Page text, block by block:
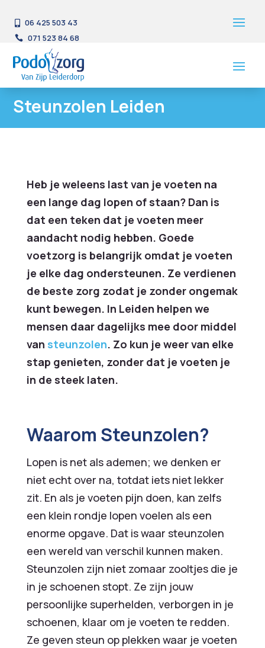
06 425 503 43
 071 523 84 68
Steunzolen Leiden
Heb je weleens last van je voeten na
een lange dag lopen of staan? Dan is
dat een teken dat je voeten meer
aandacht nodig hebben. Goede
voetzorg is belangrijk omdat je voeten
je elke dag ondersteunen. Ze verdienen
de beste zorg zodat je zonder ongemak
kunt bewegen. In Leiden helpen we
mensen daar dagelijks mee door middel
van steunzolen. Zo kun je weer van elke
stap genieten, zonder dat je voeten je
in de steek laten.
Waarom Steunzolen?
Lopen is net als ademen; we denken er
niet echt over na, totdat iets niet lekker
zit. En als je voeten pijn doen, kan zelfs
een klein rondje lopen voelen als een
enorme opgave. Dat is waar steunzolen
een wereld van verschil kunnen maken.
Steunzolen zijn niet zomaar zooltjes die je
in je schoenen stopt. Ze zijn jouw
persoonlijke superhelden, verborgen in je
schoenen, klaar om je voeten te redden.
Ze geven steun op plekken waar je voeten